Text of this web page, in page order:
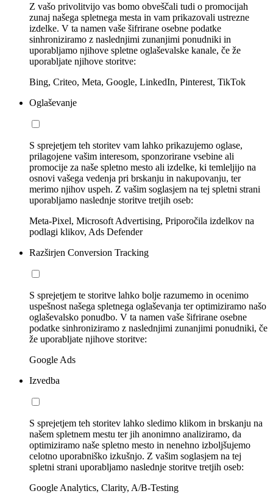
Z vašo privolitvijo vas bomo obveščali tudi o promocijah
zunaj našega spletnega mesta in vam prikazovali ustrezne
izdelke. V ta namen vaše šifrirane osebne podatke
sinhroniziramo z naslednjimi zunanjimi ponudniki in
uporabljamo njihove spletne oglaševalske kanale, če že
uporabljate njihove storitve:
Bing, Criteo, Meta, Google, LinkedIn, Pinterest, TikTok
Oglaševanje
S sprejetjem teh storitev vam lahko prikazujemo oglase,
prilagojene vašim interesom, sponzorirane vsebine ali
promocije za naše spletno mesto ali izdelke, ki temleljijo na
osnovi vašega vedenja pri brskanju in nakupovanju, ter
merimo njihov uspeh. Z vašim soglasjem na tej spletni strani
uporabljamo naslednje storitve tretjih oseb:
Meta-Pixel, Microsoft Advertising, Priporočila izdelkov na
podlagi klikov, Ads Defender
Razširjen Conversion Tracking
S sprejetjem te storitve lahko bolje razumemo in ocenimo
uspešnost našega spletnega oglaševanja ter optimiziramo našo
oglaševalsko ponudbo. V ta namen vaše šifrirane osebne
podatke sinhroniziramo z naslednjimi zunanjimi ponudniki, če
že uporabljate njihove storitve:
Google Ads
Izvedba
S sprejetjem teh storitev lahko sledimo klikom in brskanju na
našem spletnem mestu ter jih anonimno analiziramo, da
optimiziramo naše spletno mesto in nenehno izboljšujemo
celotno uporabniško izkušnjo. Z vašim soglasjem na tej
spletni strani uporabljamo naslednje storitve tretjih oseb:
Google Analytics, Clarity, A/B-Testing